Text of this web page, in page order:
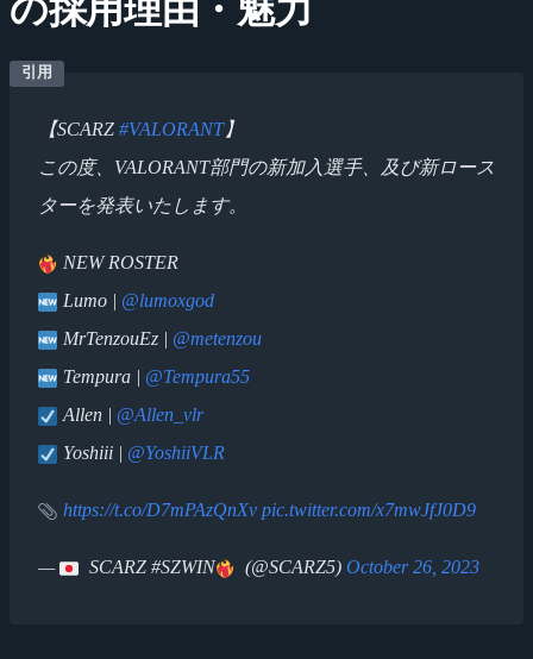
の採用理由・魅力
【SCARZ #VALORANT】
この度、VALORANT部門の新加入選手、及び新ロース
ターを発表いたします。
NEW ROSTER
Lumo | @lumoxgod
MrTenzouEz | @metenzou
Tempura | @Tempura55
Allen | @Allen_vlr
Yoshiii | @YoshiiVLR
https://t.co/D7mPAzQnXv pic.twitter.com/x7mwJfJ0D9
— SCARZ #SZWIN (@SCARZ5) October 26, 2023